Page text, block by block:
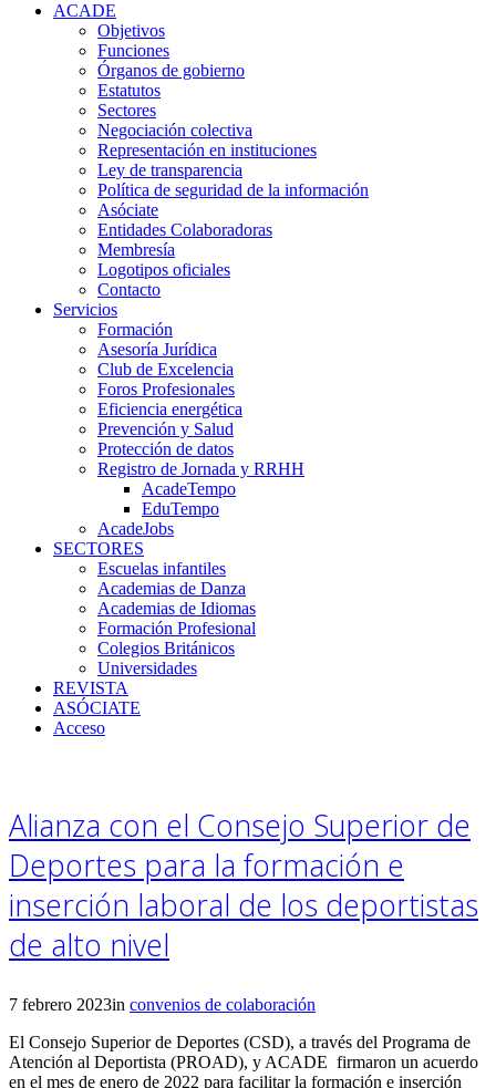
ACADE
Objetivos
Funciones
Órganos de gobierno
Estatutos
Sectores
Negociación colectiva
Representación en instituciones
Ley de transparencia
Política de seguridad de la información
Asóciate
Entidades Colaboradoras
Membresía
Logotipos oficiales
Contacto
Servicios
Formación
Asesoría Jurídica
Club de Excelencia
Foros Profesionales
Eficiencia energética
Prevención y Salud
Protección de datos
Registro de Jornada y RRHH
AcadeTempo
EduTempo
AcadeJobs
SECTORES
Escuelas infantiles
Academias de Danza
Academias de Idiomas
Formación Profesional
Colegios Británicos
Universidades
REVISTA
ASÓCIATE
Acceso
Alianza con el Consejo Superior de
Deportes para la formación e
inserción laboral de los deportistas
de alto nivel
7 febrero 2023in convenios de colaboración
El Consejo Superior de Deportes (CSD), a través del Programa de
Atención al Deportista (PROAD), y ACADE firmaron un acuerdo
en el mes de enero de 2022 para facilitar la formación e inserción